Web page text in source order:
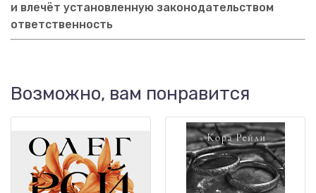
и влечёт установленную законодательством
ответственность
Возможно, вам понравится